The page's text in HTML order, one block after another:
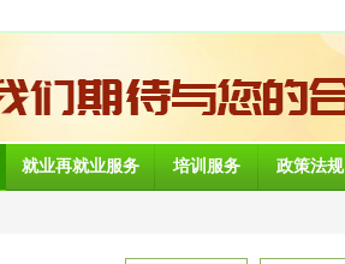
就业再就业服务 培训服务 政策法规